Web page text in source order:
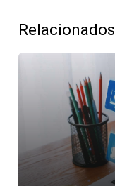
Relacionados